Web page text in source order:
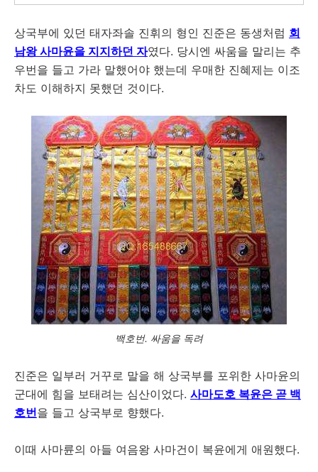
상국부에 있던 태자좌솔 진휘의 형인 진준은 동생처럼 회
남왕 사마윤을 지지하던 자였다. 당시엔 싸움을 말리는 추
우번을 들고 가라 말했어야 했는데 우매한 진혜제는 이조
차도 이해하지 못했던 것이다.
백호번. 싸움을 독려
진준은 일부러 거꾸로 말을 해 상국부를 포위한 사마윤의
군대에 힘을 보태려는 심산이었다. 사마도호 복윤은 곧 백
호번을 들고 상국부로 향했다.
이때 사마륜의 아들 여음왕 사마건이 복윤에게 애원했다.